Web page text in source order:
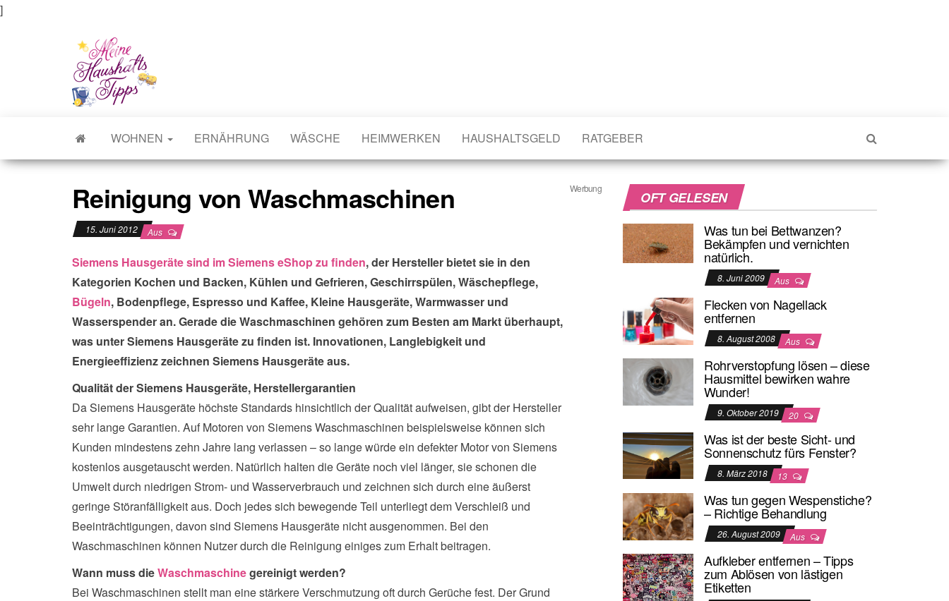
]
Meine Haushaltstipps
Das bisschen Haushalt . . .
WOHNEN ERNÄHRUNG WÄSCHE HEIMWERKEN HAUSHALTSGELD RATGEBER
Reinigung von Waschmaschinen Werbung
15. Juni 2012 Aus
Siemens Hausgeräte sind im Siemens eShop zu finden, der Hersteller bietet sie in den
Kategorien Kochen und Backen, Kühlen und Gefrieren, Geschirrspülen, Wäschepflege,
Bügeln, Bodenpflege, Espresso und Kaffee, Kleine Hausgeräte, Warmwasser und
Wasserspender an. Gerade die Waschmaschinen gehören zum Besten am Markt überhaupt,
was unter Siemens Hausgeräte zu finden ist. Innovationen, Langlebigkeit und
Energieeffizienz zeichnen Siemens Hausgeräte aus.
Qualität der Siemens Hausgeräte, Herstellergarantien
Da Siemens Hausgeräte höchste Standards hinsichtlich der Qualität aufweisen, gibt der Hersteller
sehr lange Garantien. Auf Motoren von Siemens Waschmaschinen beispielsweise können sich
Kunden mindestens zehn Jahre lang verlassen – so lange würde ein defekter Motor von Siemens
kostenlos ausgetauscht werden. Natürlich halten die Geräte noch viel länger, sie schonen die
Umwelt durch niedrigen Strom- und Wasserverbrauch und zeichnen sich durch eine äußerst
geringe Störanfälligkeit aus. Doch jedes sich bewegende Teil unterliegt dem Verschleiß und
Beeinträchtigungen, davon sind Siemens Hausgeräte nicht ausgenommen. Bei den
Waschmaschinen können Nutzer durch die Reinigung einiges zum Erhalt beitragen.
Wann muss dieWaschmaschinegereinigt werden?
Bei Waschmaschinen stellt man eine stärkere Verschmutzung oft durch Gerüche fest. Der Grund
OFT GELESEN
Was tun bei Bettwanzen?
Bekämpfen und vernichten
natürlich.
8. Juni 2009 Aus
Flecken von Nagellack
entfernen
8. August 2008 Aus
Rohrverstopfung lösen – diese
Hausmittel bewirken wahre
Wunder!
9. Oktober 2019 20
Was ist der beste Sicht- und
Sonnenschutz fürs Fenster?
8. März 2018 13
Was tun gegen Wespenstiche?
– Richtige Behandlung
26. August 2009 Aus
Aufkleber entfernen – Tipps
zum Ablösen von lästigen
Etiketten